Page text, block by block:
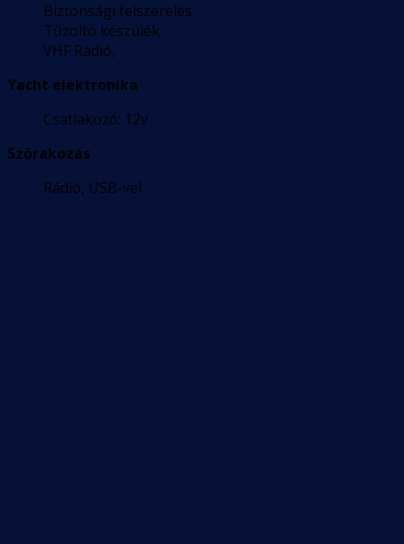
Biztonsági felszerelés
Tűzoltó készülék
VHF Rádió,
Yacht elektronika
Csatlakozó: 12v
Szórakozás
Rádió, USB-vel